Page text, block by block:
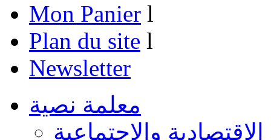
Mon Panier l
Plan du site l
Newsletter
معلمة نصية
الإقتصادية والإجتماعية